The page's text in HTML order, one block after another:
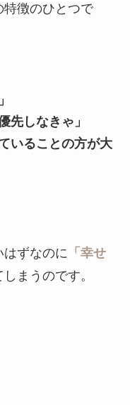
特徴のひとつで
先しなきゃ」
いることの方が大
はずなのに 「幸せ
まうのです。